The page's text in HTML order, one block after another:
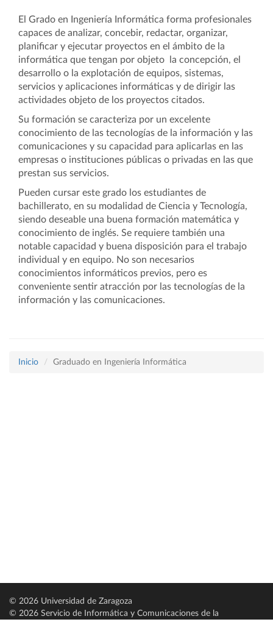
El Grado en Ingeniería Informática forma profesionales
capaces de analizar, concebir, redactar, organizar,
planificar y ejecutar proyectos en el ámbito de la
informática que tengan por objeto la concepción, el
desarrollo o la explotación de equipos, sistemas,
servicios y aplicaciones informáticas y de dirigir las
actividades objeto de los proyectos citados.
Su formación se caracteriza por un excelente
conocimiento de las tecnologías de la información y las
comunicaciones y su capacidad para aplicarlas en las
empresas o instituciones públicas o privadas en las que
prestan sus servicios.
Pueden cursar este grado los estudiantes de
bachillerato, en su modalidad de Ciencia y Tecnología,
siendo deseable una buena formación matemática y
conocimiento de inglés. Se requiere también una
notable capacidad y buena disposición para el trabajo
individual y en equipo. No son necesarios
conocimientos informáticos previos, pero es
conveniente sentir atracción por las tecnologías de la
información y las comunicaciones.
Inicio Graduado en Ingeniería Informática
© 2026 Universidad de Zaragoza
© 2026 Servicio de Informática y Comunicaciones de la